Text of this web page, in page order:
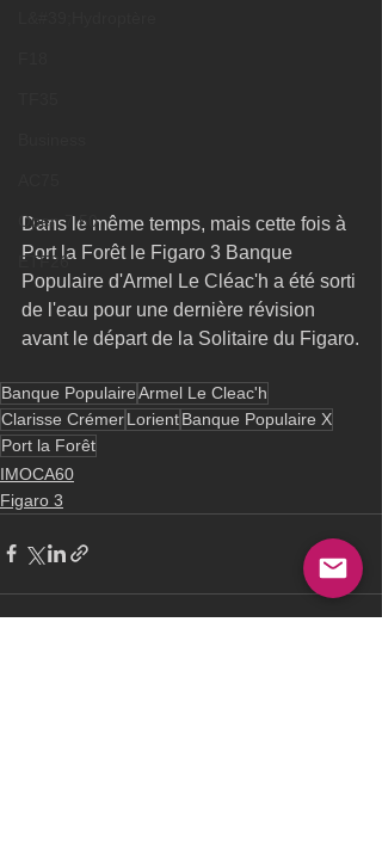
Open 7.50
ETF26
Dans le même temps, mais cette fois à
Port la Forêt le Figaro 3 Banque
Populaire d'Armel Le Cléac'h a été sorti
de l'eau pour une dernière révision
avant le départ de la Solitaire du Figaro.
Banque PopulaireArmel Le Cleac'h
Clarisse CrémerLorientBanque Populaire X
Port la Forêt
IMOCA60
Figaro 3